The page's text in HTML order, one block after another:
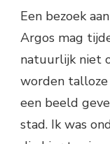
Een bezoek
Argos mag
natuurlijk niet
worden
een beeld
stad. Ik was